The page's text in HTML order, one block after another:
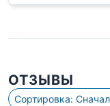
ОТЗЫВЫ